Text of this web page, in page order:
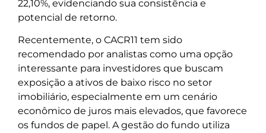
22,10%, evidenciando sua consistência e
potencial de retorno.
Recentemente, o CACR11 tem sido
recomendado por analistas como uma opção
interessante para investidores que buscam
exposição a ativos de baixo risco no setor
imobiliário, especialmente em um cenário
econômico de juros mais elevados, que favorece
os fundos de papel. A gestão do fundo utiliza